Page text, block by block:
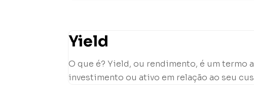
Yield
O que é? Yield, ou rendimento, é um termo
investimento ou ativo em relação ao seu